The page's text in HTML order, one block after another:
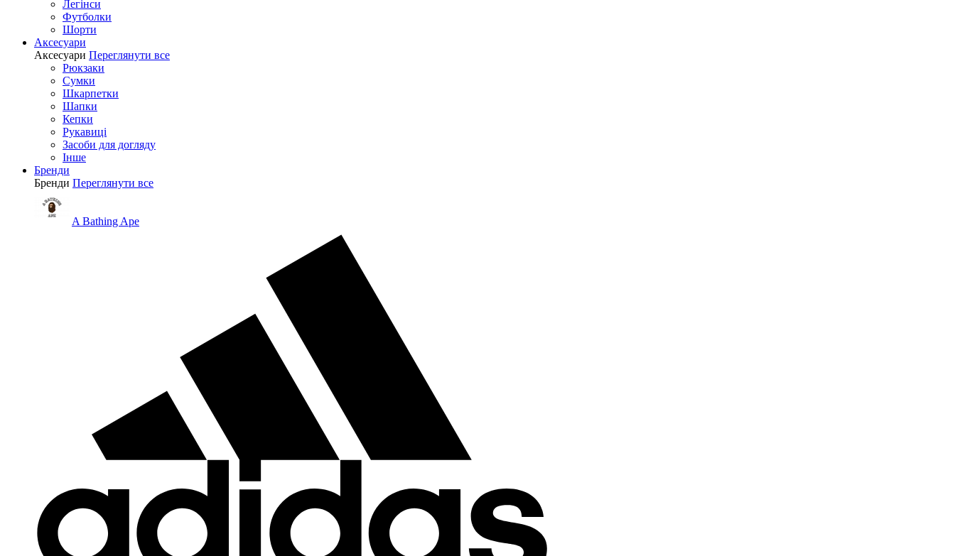
Легінси
Футболки
Шорти
Аксесуари
Аксесуари Переглянути все
Рюкзаки
Сумки
Шкарпетки
Шапки
Кепки
Рукавиці
Засоби для догляду
Інше
Бренди
Бренди Переглянути все
A Bathing Ape